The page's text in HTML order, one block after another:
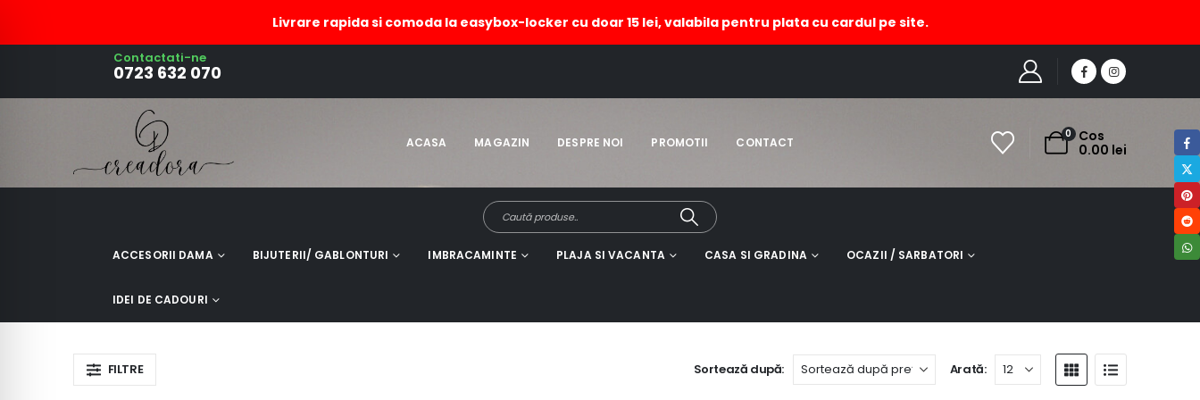
Livrare rapida si comoda la easybox-locker cu doar 15 lei, valabila pentru plata cu cardul pe site.
Contactati-ne
0723 632 070
ACASA MAGAZIN DESPRE NOI PROMOTII CONTACT
0
Cos
0.00 lei
ACCESORII DAMA BIJUTERII/ GABLONTURI IMBRACAMINTE PLAJA SI VACANTA CASA SI GRADINA OCAZII / SARBATORI
IDEI DE CADOURI
rucsacuri dama PRODUCT TAG -RUCSACURI DAMA
FILTRE Sortează după: Arată: